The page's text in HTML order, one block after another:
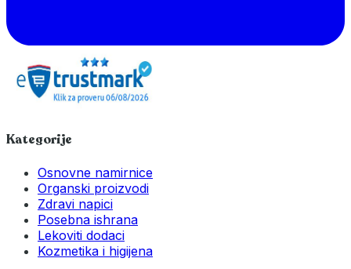
Kategorije
Osnovne namirnice
Organski proizvodi
Zdravi napici
Posebna ishrana
Lekoviti dodaci
Kozmetika i higijena